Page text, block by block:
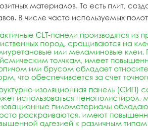
материалов. То есть плит,
В числе часто используемых
CLT-панели производятся
пород, сращиваются на
или меламиновые
толчкам, имеет
или брусом обладает
что обеспечивается за счет
изоляционная панель (СИП)
использоваться пенополистирол,
пиломатериалы
раскраиваются, имеют
адгезией к различным типам